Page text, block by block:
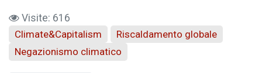
Visite: 616
Climate&Capitalism
Riscaldamento globale
Negazionismo climatico